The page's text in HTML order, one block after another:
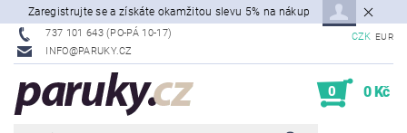
Zaregistrujte se a získáte okamžitou slevu 5% na nákup
737 101 643 (PO-PÁ 10-17)
INFO@PARUKY.CZ
CZK EUR
0 0 Kč